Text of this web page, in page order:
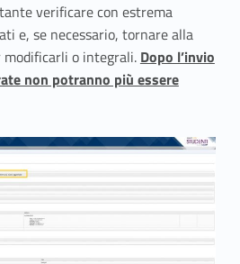
verificare con estrema
e, se necessario, tornare alla
modificarli o integrali. Dopo l’invio
non potranno più essere